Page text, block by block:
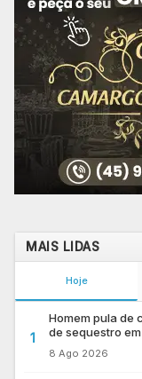
MAIS LIDAS
Hoje
1
Homem pula de
de sequestro
8 Ago 2026